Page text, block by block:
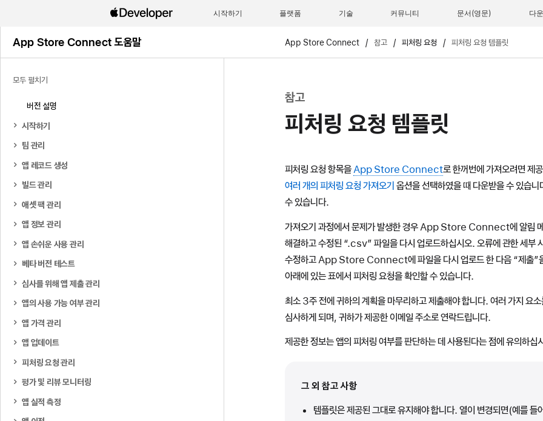
시작하기 플랫폼 기술 커뮤니티 문서 다
App Store Connect 도움말 App Store Connect / 참고 / 피처링 요청 / 피처링 요청 템플릿
모두 펼치기
버전 설명
시작하기
팀 관리
앱 레코드 생성
빌드 관리
애셋 팩 관리
앱 정보 관리
앱 손쉬운 사용 관리
베타 버전 테스트
심사를 위해 앱 제출 관리
앱의 사용 가능 여부 관리
앱 가격 관리
앱 업데이트
피처링 요청 관리
평가 및 리뷰 모니터링
앱 실적 측정
참고
피처링 요청 템플릿
피처링 요청 항목을App Store Connect로 한꺼번에 가져오려면 제
여러 개의 피처링 요청 가져오기 옵션을 선택하였을 때 다운받을 수 있습
수 있습니다.
가져오기 과정에서 문제가 발생한 경우 App Store Connect에 알림 메
해결하고 수정된 “.csv” 파일을 다시 업로드하십시오. 오류에 관한 세부
수정하고 App Store Connect에 파일을 다시 업로드 한 다음 “제출”
아래에 있는 표에서 피처링 요청을 확인할 수 있습니다.
최소 3주 전에 귀하의 계획을 마무리하고 제출해야 합니다. 여러 가지 요
심사하게 되며, 귀하가 제공한 이메일 주소로 연락드립니다.
제공한 정보는 앱의 피처링 여부를 판단하는 데 사용된다는 점에 유의하십
그 외 참고 사항
템플릿은 제공된 그대로 유지해야 합니다. 열이 변경되면(예를 들